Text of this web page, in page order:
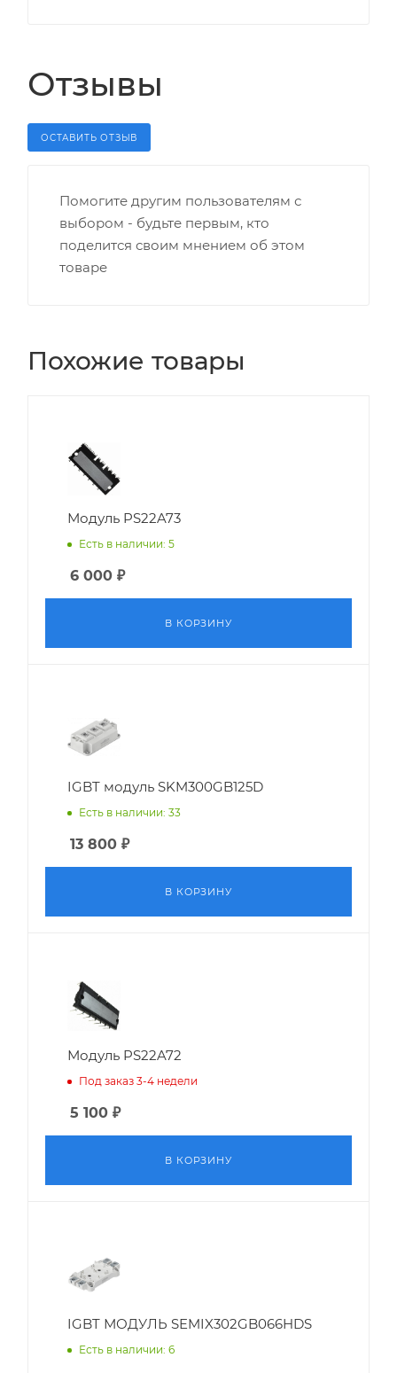
Отзывы
ОСТАВИТЬ ОТЗЫВ
Помогите другим пользователям с
выбором - будьте первым, кто
поделится своим мнением об этом
товаре
Похожие товары
Модуль PS22A73
Есть в наличии: 5
6 000 ₽
В КОРЗИНУ
IGBT модуль SKM300GB125D
Есть в наличии: 33
13 800 ₽
В КОРЗИНУ
Модуль PS22A72
Под заказ 3-4 недели
5 100 ₽
В КОРЗИНУ
IGBT МОДУЛЬ SEMIX302GB066HDS
Есть в наличии: 6